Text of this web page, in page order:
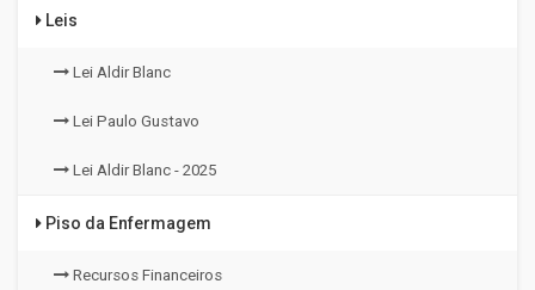
Leis
Lei Aldir Blanc
Lei Paulo Gustavo
Lei Aldir Blanc - 2025
Piso da Enfermagem
Recursos Financeiros